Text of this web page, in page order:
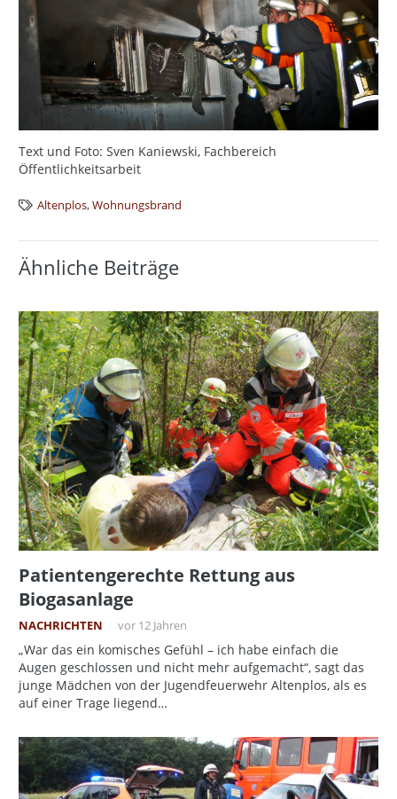
Text und Foto: Sven Kaniewski, Fachbereich
Öffentlichkeitsarbeit
Altenplos,Wohnungsbrand
Ähnliche Beiträge
Patientengerechte Rettung aus
Biogasanlage
NACHRICHTEN vor 12 Jahren
„War das ein komisches Gefühl – ich habe einfach die
Augen geschlossen und nicht mehr aufgemacht“, sagt das
junge Mädchen von der Jugendfeuerwehr Altenplos, als es
auf einer Trage liegend…